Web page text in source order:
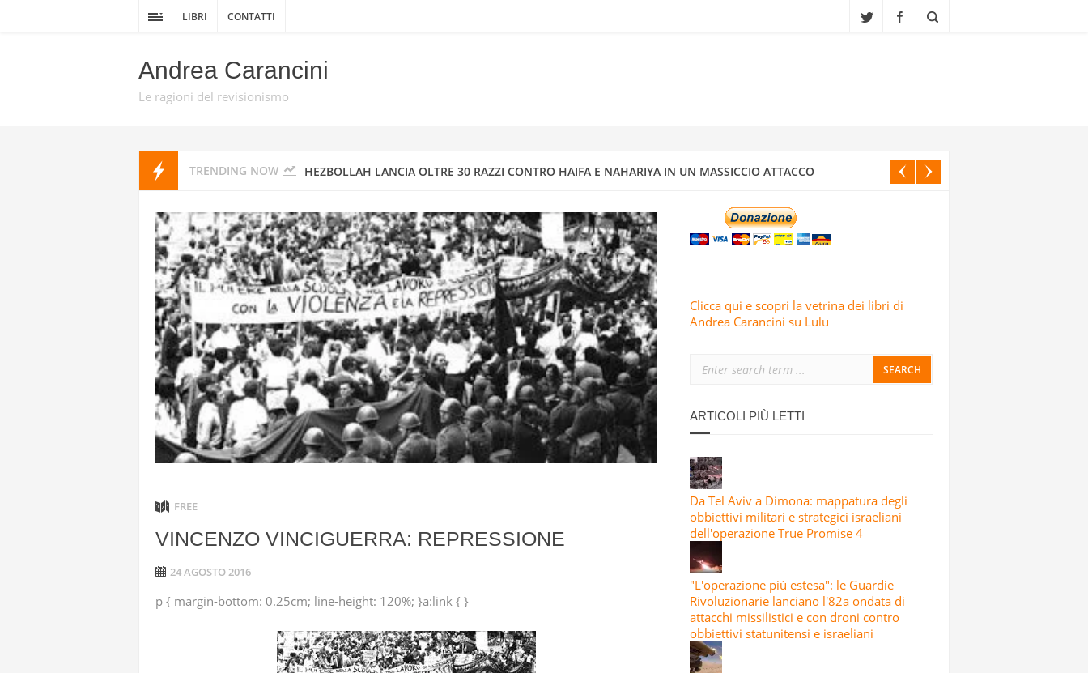
LIBRI CONTATTI
Andrea Carancini
Le ragioni del revisionismo
TRENDING NOW HEZBOLLAH LANCIA OLTRE 30 RAZZI CONTRO HAIFA E NAHARIYA IN UN MASSICCIO ATTACCO
STATI UNITI E ISRAELE INTENSIFICANO GLI ATTACCHI CONTRO AREE RESIDENZIALI, SCUOLE E CENTRI CULTURALI IN
IRAN
I MISSILI IRANIANI PIOVONO SUI CENTRI DI INTELLIGENCE “SICURI” DI ISRAELE: LO AFFERMA IL CORPO DELLE
GUARDIE RIVOLUZIONARIE ISLAMICHE
ANGELA LANO: PERCHÉ SIAMO CON L’IRAN
“L’OPERAZIONE PIÙ ESTESA”: LE GUARDIE RIVOLUZIONARIE LANCIANO L’82A ONDATA DI ATTACCHI MISSILISTICI E
CON DRONI CONTRO OBBIETTIVI STATUNITENSI E ISRAELIANI
FREE
VINCENZO VINCIGUERRA: REPRESSIONE
24 AGOSTO 2016
p { margin-bottom: 0.25cm; line-height: 120%; }a:link { }
Clicca qui e scopri la vetrina dei libri di
Andrea Carancini su Lulu
ARTICOLI PIÙ LETTI
Da Tel Aviv a Dimona: mappatura degli
obbiettivi militari e strategici israeliani
dell'operazione True Promise 4
"L'operazione più estesa": le Guardie
Rivoluzionarie lanciano l'82a ondata di
attacchi missilistici e con droni contro
obbiettivi statunitensi e israeliani